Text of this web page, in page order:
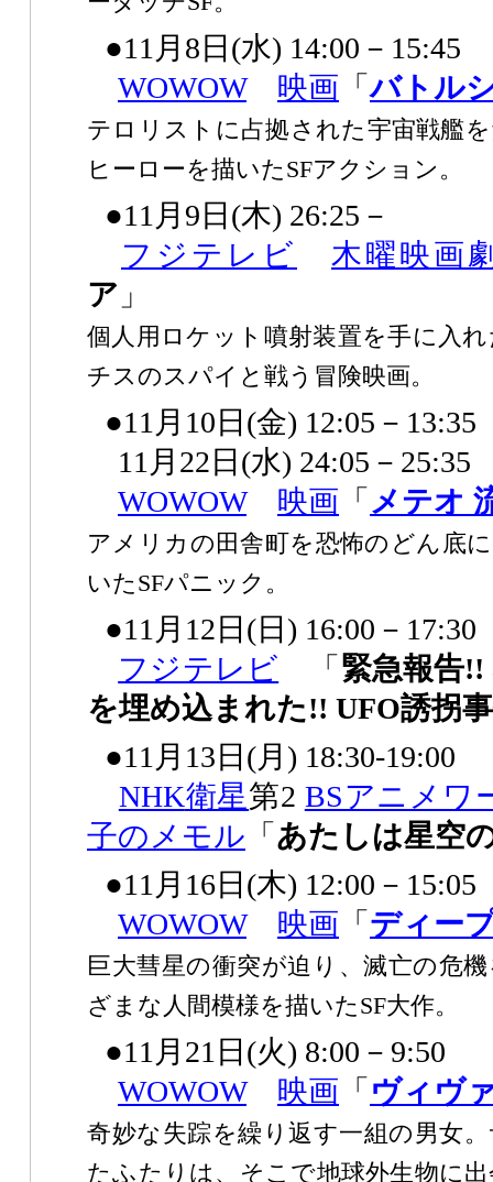
●11月8日(水) 14:00－15:45
WOWOW
映画 「バトル
テロリストに占拠された宇宙戦艦
ヒーローを描いたSFアクション。
●11月9日(木) 26:25－
フジテレビ
木曜映画
ア 」
個人用ロケット噴射装置を手に入
チスのスパイと戦う冒険映画。
●11月10日(金) 12:05－13:35
11月22日(水) 24:05－25:35
WOWOW
映画 「 メテオ
アメリカの田舎町を恐怖のどん底
いたSFパニック。
●11月12日(日) 16:00－17:30
フジテレビ 「 緊急報告
を埋め込まれた!! UFO誘拐
●11月13日(月) 18:30-19:00
NHK衛星第2 BSアニメワ
子のメモル 「 あたしは星空
●11月16日(木) 12:00－15:05
WOWOW
映画 「 ディー
巨大彗星の衝突が迫り、滅亡の危
ざまな人間模様を描いたSF大作。
●11月21日(火) 8:00－9:50
WOWOW
映画 「 ヴィヴ
奇妙な失踪を繰り返す一組の男女
たふたりは、そこで地球外生物に